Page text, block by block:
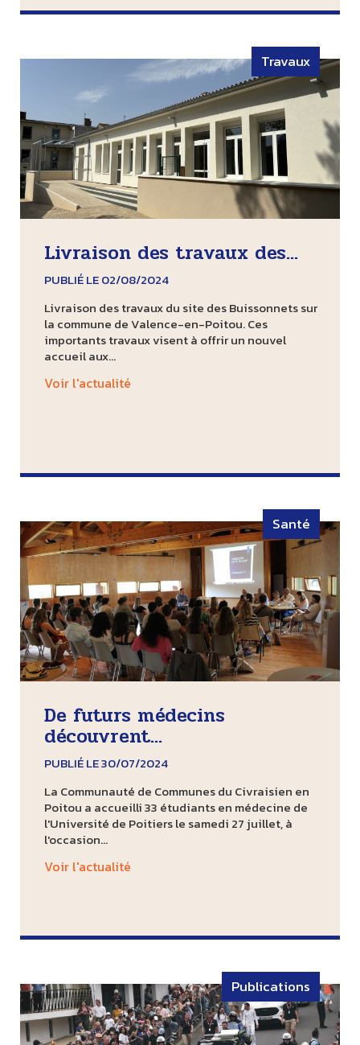
Travaux
Livraison des travaux des...
PUBLIÉ LE 02/08/2024
Livraison des travaux du site des Buissonnets sur
la commune de Valence-en-Poitou. Ces
importants travaux visent à offrir un nouvel
accueil aux...
Voir l'actualité
Santé
De futurs médecins
découvrent...
PUBLIÉ LE 30/07/2024
La Communauté de Communes du Civraisien en
Poitou a accueilli 33 étudiants en médecine de
l'Université de Poitiers le samedi 27 juillet, à
l'occasion...
Voir l'actualité
Publications